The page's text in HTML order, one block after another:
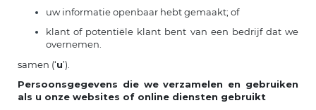
uw informatie openbaar hebt gemaakt; of
klant of potentiële klant bent van een bedrijf dat we
overnemen.
samen (‘u’).
Persoonsgegevens die we verzamelen en gebruiken
als u onze websites of online diensten gebruikt